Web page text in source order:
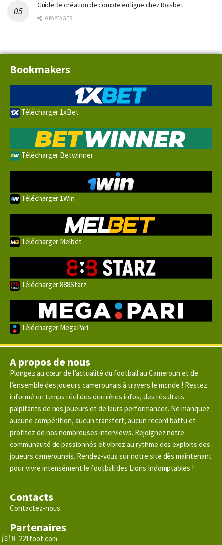
Guide de création de compte en ligne chez Roisbet
0 PARTAGES
Bookmakers
Télécharger 1xBet
Télécharger Betwinner
Télécharger 1Win
Télécharger Melbet
Télécharger 888Starz
Télécharger MegaPari
A propos de nous
Plongez au cœur de l’actualité du football au Cameroun et de
l’ensemble des joueurs camerounais à travers le monde ! Restez
informé en temps réel des dernières infos, des résultats
palpitants de nos joueurs et de leurs performances. Ne manquez
aucune compétition, aucun transfert, aucun record battu et
profitez de nos nombreuses interviews. Rejoignez notre
communauté de passionnés et vibrez au rythme des exploits des
joueurs camerounais. Rendez-vous sur notre site dès maintenant
pour vivre intensément le football des Lions Indomptables !
Contacts
Contactez-nous
Partenaires
221foot.com